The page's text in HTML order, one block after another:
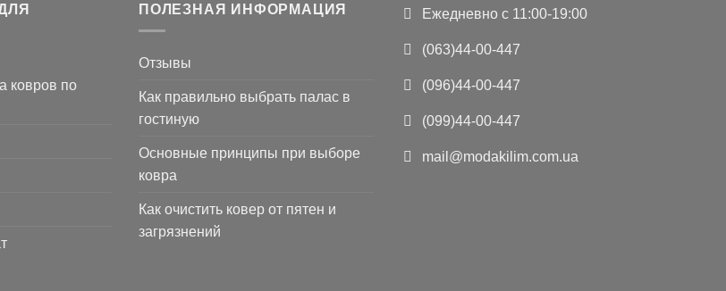
ковров по
ПОЛЕЗНАЯ ИНФОРМАЦИЯ
Отзывы
Как правильно выбрать палас в
гостиную
Основные принципы при выборе
ковра
Как очистить ковер от пятен и
загрязнений
Ежедневно с 11:00-19:00
(063)44-00-447
(096)44-00-447
(099)44-00-447
mail@modakilim.com.ua